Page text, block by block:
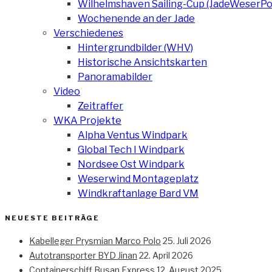
Wilhelmshaven Sailing-Cup
Wochenende an der Jade
Verschiedenes
Hintergrundbilder (WHV)
Historische Ansichtskarten
Panoramabilder
Video
Zeitraffer
WKA Projekte
Alpha Ventus Windpark
Global Tech I Windpark
Nordsee Ost Windpark
Weserwind Montageplatz
Windkraftanlage Bard VM
NEUESTE BEITRÄGE
Kabelleger Prysmian Marco Polo 25. Juli 2026
Autotransporter BYD Jinan 22. April 2026
Containerschiff Busan Express 12. August 2025